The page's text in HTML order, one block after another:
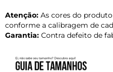
Atenção: As cores do
conforme a calibragem de
Garantia: Contra defeito de